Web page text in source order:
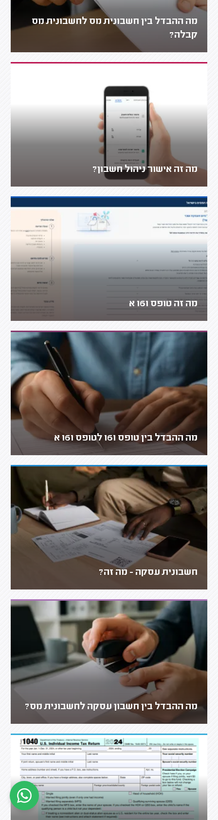
מה ההבדל בין חשבונית מס לחשבונית מס
קבלה?
מה זה אישור ניהול חשבון?
מה זה טופס 161 א
מה ההבדל בין טופס 161 לטופס 161 א
חשבונית עסקה - מה זה?
מה ההבדל בין חשבון עסקה לחשבונית מס?